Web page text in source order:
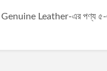
Genuine Leather-এর পণ্য ৫-৬